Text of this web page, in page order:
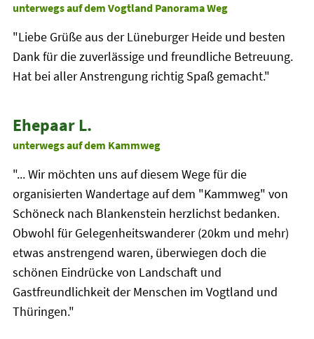
unterwegs auf dem Vogtland Panorama Weg
"Liebe Grüße aus der Lüneburger Heide und besten
Dank für die zuverlässige und freundliche Betreuung.
Hat bei aller Anstrengung richtig Spaß gemacht."
Ehepaar L.
unterwegs auf dem Kammweg
"... Wir möchten uns auf diesem Wege für die
organisierten Wandertage auf dem "Kammweg" von
Schöneck nach Blankenstein herzlichst bedanken.
Obwohl für Gelegenheitswanderer (20km und mehr)
etwas anstrengend waren, überwiegen doch die
schönen Eindrücke von Landschaft und
Gastfreundlichkeit der Menschen im Vogtland und
Thüringen."